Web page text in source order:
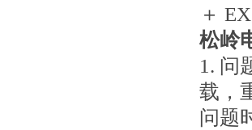
＋
松岭
1. 问
载，
问题